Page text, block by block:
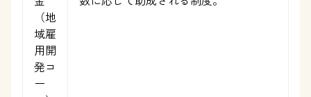
（地
域雇
用開
発コ
ー